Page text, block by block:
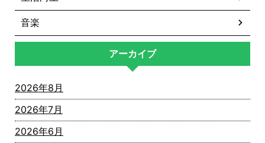
音楽
アーカイブ
2026年8月
2026年7月
2026年6月